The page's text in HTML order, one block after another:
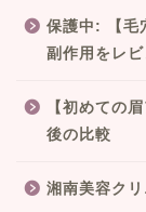
保護中: 【毛
副作用をレ
【初めての
後の比較
湘南美容ク